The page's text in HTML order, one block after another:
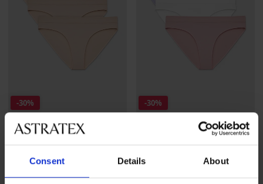
Consent Details About
-30%
3PACK бикини Flexi
Намаление
18,89 €(36,95 лв.) Първоначална цена
(52,79 лв.)
-30%
3PACK бикини Flexi
Намаление
18,89 € (36,95 лв.)
26,99 €
(52,79 лв.)